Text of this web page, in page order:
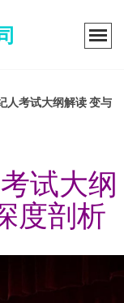
人考试大纲解读 变与
试大纲
度剖析